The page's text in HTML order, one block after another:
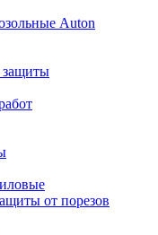
Auton
защиты
от порезов